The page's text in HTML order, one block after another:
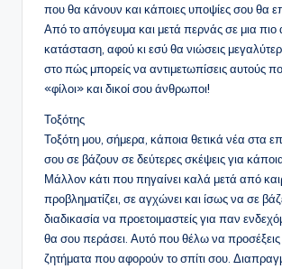
που θα κάνουν και κάποιες υποψίες σου θα
Από το απόγευμα και μετά περνάς σε μια πιο
κατάσταση, αφού κι εσύ θα νιώσεις
στο πώς μπορείς να αντιμετωπίσεις αυτούς
«φίλοι» και δικοί σου άνθρωποι!
Τοξότης
Τοξότη μου, σήμερα, κάποια θετικά νέα στα
σου σε βάζουν σε δεύτερες σκέψεις για
Μάλλον κάτι που πηγαίνει καλά μετά από
προβληματίζει, σε αγχώνει και ίσως να σε
διαδικασία να προετοιμαστείς για παν
θα σου περάσει. Αυτό που θέλω να προσέξεις
ζητήματα που αφορούν το σπίτι σου.